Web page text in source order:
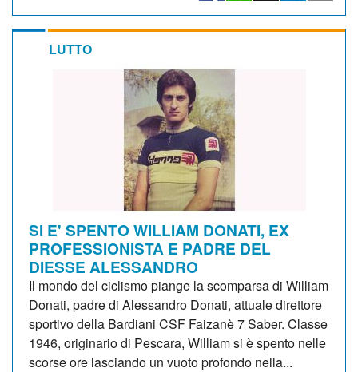
LUTTO
SI E' SPENTO WILLIAM DONATI, EX
PROFESSIONISTA E PADRE DEL
DIESSE ALESSANDRO
Il mondo del ciclismo piange la scomparsa di William
Donati, padre di Alessandro Donati, attuale direttore
sportivo della Bardiani CSF Faizanè 7 Saber. Classe
1946, originario di Pescara, William si è spento nelle
scorse ore lasciando un vuoto profondo nella...